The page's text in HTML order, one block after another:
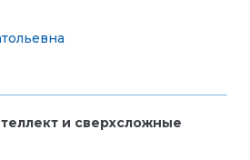
и сверхсложные